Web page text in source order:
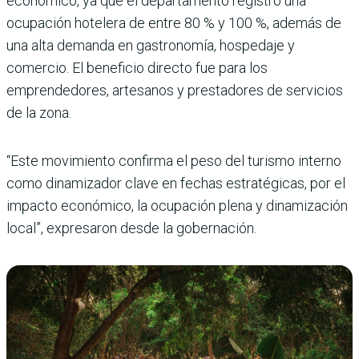
ocupación hotelera de entre 80 % y 100 %, además de
una alta demanda en gastronomía, hospedaje y
comercio. El beneficio directo fue para los
emprendedores, artesanos y prestadores de servicios
de la zona.
“Este movimiento confirma el peso del turismo interno
como dinamizador clave en fechas estratégicas, por el
impacto económico, la ocupación plena y dinamización
local”, expresaron desde la gobernación.